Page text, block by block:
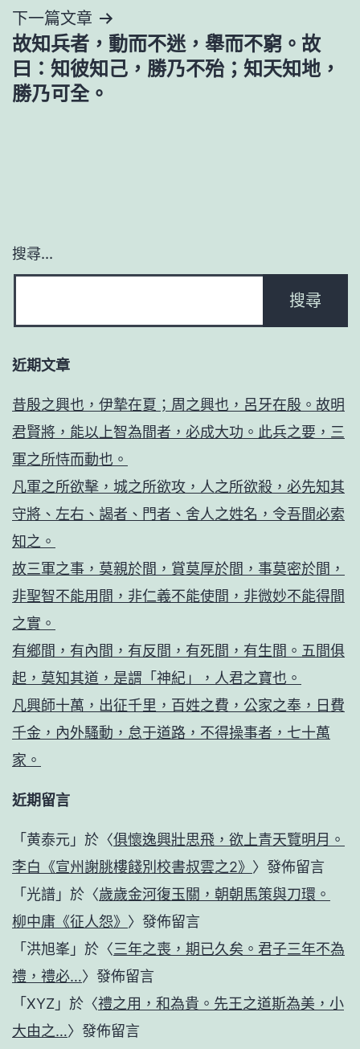
下一篇文章
故知兵者，動而不迷，舉而不窮。故
曰：知彼知己，勝乃不殆；知天知地，
勝乃可全。
搜尋...
近期文章
昔殷之興也，伊摯在夏；周之興也，呂牙在殷。故明
君賢將，能以上智為間者，必成大功。此兵之要，三
軍之所恃而動也。
凡軍之所欲擊，城之所欲攻，人之所欲殺，必先知其
守將、左右、謁者、門者、舍人之姓名，令吾間必索
知之。
故三軍之事，莫親於間，賞莫厚於間，事莫密於間，
非聖智不能用間，非仁義不能使間，非微妙不能得間
之實。
有鄉間，有內間，有反間，有死間，有生間。五間俱
起，莫知其道，是謂「神紀」，人君之寶也。
凡興師十萬，出征千里，百姓之費，公家之奉，日費
千金，內外騷動，怠于道路，不得操事者，七十萬
家。
近期留言
「 黄泰元 」於〈俱懷逸興壯思飛，欲上青天覽明月。
李白《宣州謝朓樓餞別校書叔雲之2》 〉發佈留言
「 光譜 」於〈歲歲金河復玉關，朝朝馬策與刀環。
柳中庸《征人怨》 〉發佈留言
「 洪旭峯 」於〈三年之喪，期已久矣。君子三年不為
禮，禮必…〉發佈留言
「 XYZ 」於〈禮之用，和為貴。先王之道斯為美，小
大由之…〉發佈留言